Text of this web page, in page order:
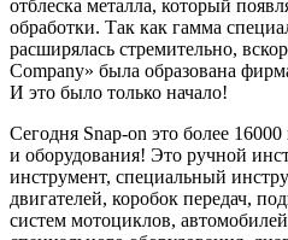
отблеска металла, который
обработки. Так как гамма
расширялась стремительно,
Company» была образована
И это было только начало!
Сегодня Snap-on это более
и оборудования! Это ручной
инструмент, специальный
двигателей, коробок передач,
систем мотоциклов,